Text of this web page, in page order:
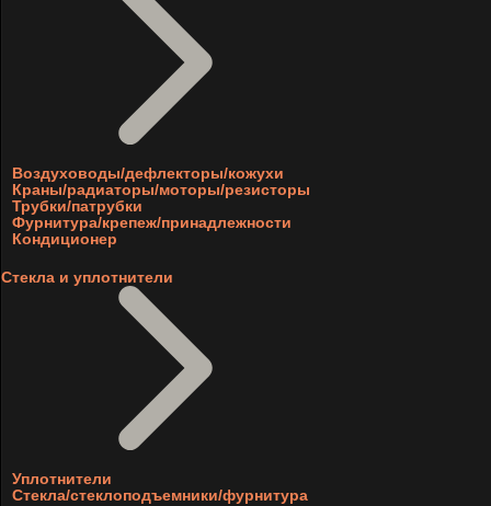
Воздуховоды/дефлекторы/кожухи
Краны/радиаторы/моторы/резисторы
Трубки/патрубки
Фурнитура/крепеж/принадлежности
Кондиционер
Стекла и уплотнители
Уплотнители
Стекла/стеклоподъемники/фурнитура